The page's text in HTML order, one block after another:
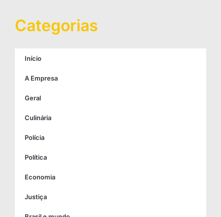
Categorias
Início
A Empresa
Geral
Culinária
Polícia
Política
Economia
Justiça